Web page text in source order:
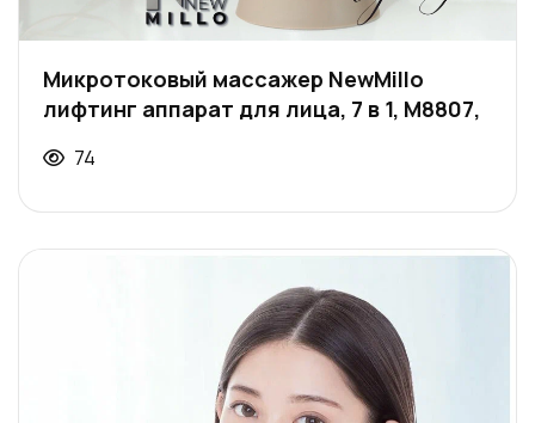
Микротоковый массажер NewMillo
лифтинг аппарат для лица, 7 в 1, M8807,
74